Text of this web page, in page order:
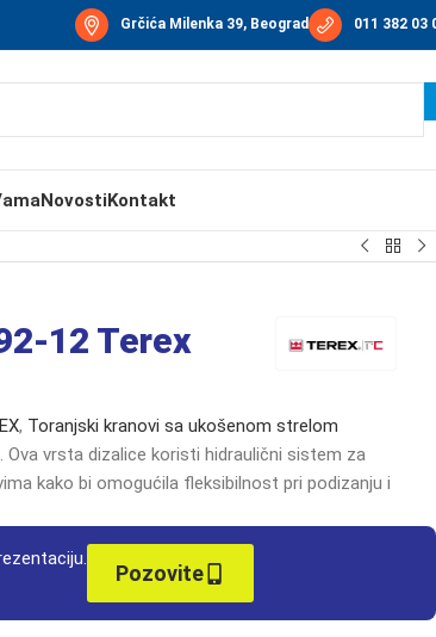
Grčića Milenka 39, Beograd 011 382 03
NovostiKontakt
12 Terex
, Toranjski kranovi sa ukošenom strelom
Ova vrsta dizalice koristi hidraulični sistem za
kako bi omogućila fleksibilnost pri podizanju i
Pozovite